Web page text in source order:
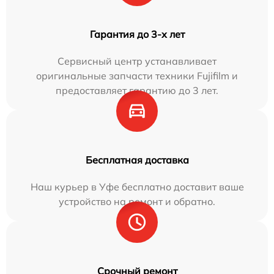
Гарантия до 3-х лет
Сервисный центр устанавливает
оригинальные запчасти техники Fujifilm и
предоставляет гарантию до 3 лет.
Бесплатная доставка
Наш курьер в Уфе бесплатно доставит ваше
устройство на ремонт и обратно.
Срочный ремонт